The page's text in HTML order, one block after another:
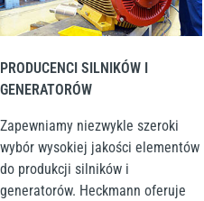
PRODUCENCI SILNIKÓW I
GENERATORÓW
Zapewniamy niezwykle szeroki
wybór wysokiej jakości elementów
do produkcji silników i
generatorów. Heckmann oferuje